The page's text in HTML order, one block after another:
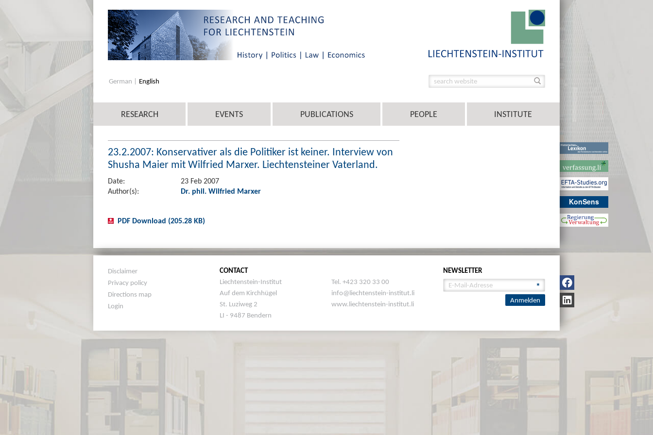
KonSens
German English
RESEARCH EVENTS PUBLICATIONS PEOPLE INSTITUTE
23.2.2007: Konservativer als die Politiker ist keiner. Interview von
Shusha Maier mit Wilfried Marxer. Liechtensteiner Vaterland.
Date:
23 Feb 2007
Author(s):
Dr. phil. Wilfried Marxer
PDF Download (205.28 KB)
Disclaimer
Privacy policy
Directions map
Login
CONTACT
Liechtenstein-Institut
Auf dem Kirchhügel
St. Luziweg 2
LI - 9487 Bendern
Tel. +423 320 33 00
info@liechtenstein-institut.li
www.liechtenstein-institut.li
NEWSLETTER